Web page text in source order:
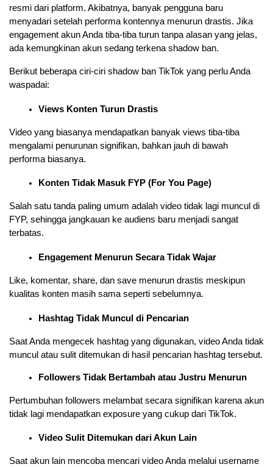
resmi dari platform. Akibatnya, banyak pengguna baru
menyadari setelah performa kontennya menurun drastis. Jika
engagement akun Anda tiba-tiba turun tanpa alasan yang jelas,
ada kemungkinan akun sedang terkena shadow ban.
Berikut beberapa ciri-ciri shadow ban TikTok yang perlu Anda
waspadai:
Views Konten Turun Drastis
Video yang biasanya mendapatkan banyak views tiba-tiba
mengalami penurunan signifikan, bahkan jauh di bawah
performa biasanya.
Konten Tidak Masuk FYP (For You Page)
Salah satu tanda paling umum adalah video tidak lagi muncul di
FYP, sehingga jangkauan ke audiens baru menjadi sangat
terbatas.
Engagement Menurun Secara Tidak Wajar
Like, komentar, share, dan save menurun drastis meskipun
kualitas konten masih sama seperti sebelumnya.
Hashtag Tidak Muncul di Pencarian
Saat Anda mengecek hashtag yang digunakan, video Anda tidak
muncul atau sulit ditemukan di hasil pencarian hashtag tersebut.
Followers Tidak Bertambah atau Justru Menurun
Pertumbuhan followers melambat secara signifikan karena akun
tidak lagi mendapatkan exposure yang cukup dari TikTok.
Video Sulit Ditemukan dari Akun Lain
Saat akun lain mencoba mencari video Anda melalui username